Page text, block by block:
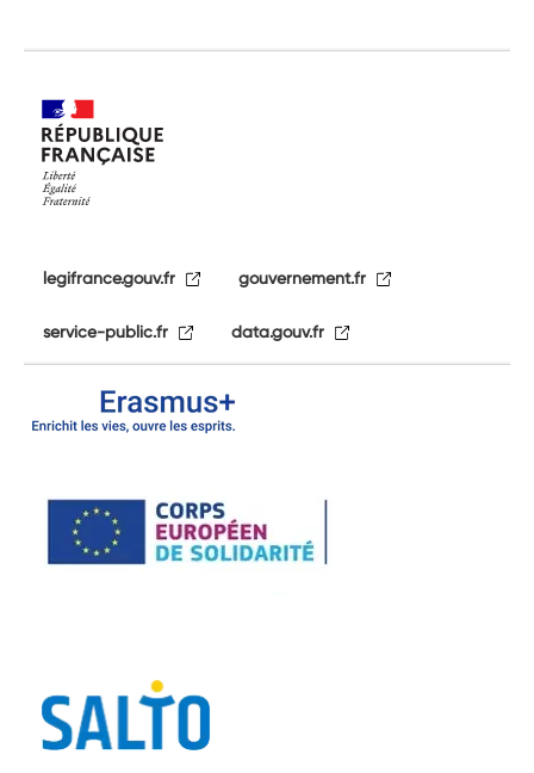
legifrance.gouv.fr gouvernement.fr
service-public.fr data.gouv.fr